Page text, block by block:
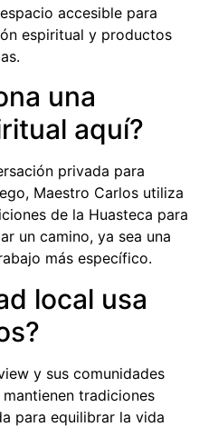
accesible para
espiritual y productos
una
aquí?
privada para
Maestro Carlos utiliza
de la Huasteca para
un camino, ya sea una
más específico.
local usa
y sus comunidades
tradiciones
para equilibrar la vida